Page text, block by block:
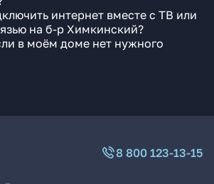
интернет вместе с ТВ или
на б-р Химкинский?
в моём доме нет нужного
8 800 123-13-15